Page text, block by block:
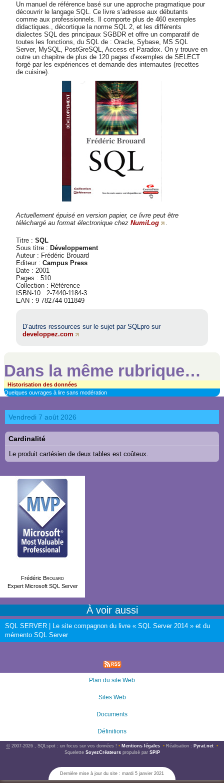
Un manuel de référence basé sur une approche pragmatique pour
découvrir le langage SQL. Ce livre s’adresse aux débutants
comme aux professionnels. Il comporte plus de 460 exemples
didactiques., décortique la norme SQL 2, et les différents
dialectes SQL des principaux SGBDR et offre un comparatif de
toutes les fonctions, du SQL de : Oracle, Sybase, MS SQL
Server, MySQL, PostGreSQL, Access et Paradox. On y trouve en
outre un chapitre de plus de 120 pages d’exemples de SELECT
forgé par les expériences et demande des internautes (recettes
de cuisine).
Actuellement épuisé en version papier, ce livre peut être
téléchargé au format électronique chezNumiLog .
Titre :SQL
Sous titre : Développement
Auteur : Frédéric Brouard
Editeur :Campus Press
Date : 2001
Pages : 510
Collection : Référence
ISBN-10 : 2-7440-1184-3
EAN : 9 782744 011849
D’autres ressources sur le sujet par SQLpro sur
developpez.com
Dans la même rubrique…
Historisation des données
Quelques ouvrages à lire sans modération
Vendredi 7 août 2026
Cardinalité
Le produit cartésien de deux tables est coûteux.
Frédéric Brouard
Expert Microsoft SQL Server
À voir aussi
SQL SERVER | Le site compagnon du livre « SQL Server 2014 » et du
mémento SQL Server
Plan du site Web
Sites Web
Documents
Définitions
©2007-2026 , SQLspot : un focus sur vos données ! • Mentions légales • Réalisation : Pyrat.net
•
Squelette SoyezCréateurspropulsé par SPIP
Dernière mise à jour du site : mardi 5 janvier 2021